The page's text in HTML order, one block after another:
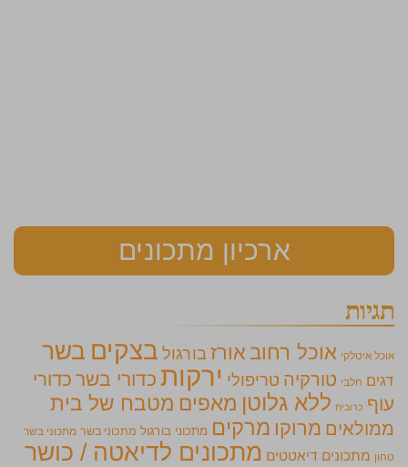
ארכיון מתכונים
תגיות
אוכל איטלקי אוכל רחוב אורזבורגול בצקים בשר
דגים חלבי טורקיה טריפולי ירקות כדורי בשר כדורי
עוף כרובית ללא גלוטן מאפים מטבח של בית
ממולאים מרוקו מרקים מתכוני בורגול מתכוני בשר מתכוני בשר
טחון מתכונים דיאטטים מתכונים לדיאטה / כושר